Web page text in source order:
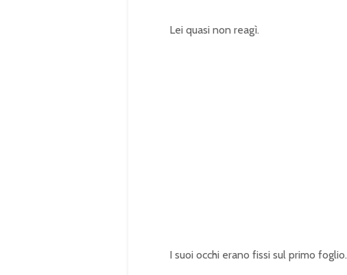
Lei quasi non reagì.
I suoi occhi erano fissi sul primo foglio.